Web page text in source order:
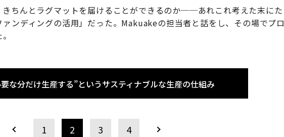
きちんとラグマットを届けることができるのか──あれこれ考えた末にた
ンディングの活用」だった。Makuakeの担当者と話をし、その場でプロ
な分だけ生産する”というサスティナブルな生産の仕組み
1 2 3 4